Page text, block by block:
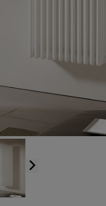
arrow_forward_ios